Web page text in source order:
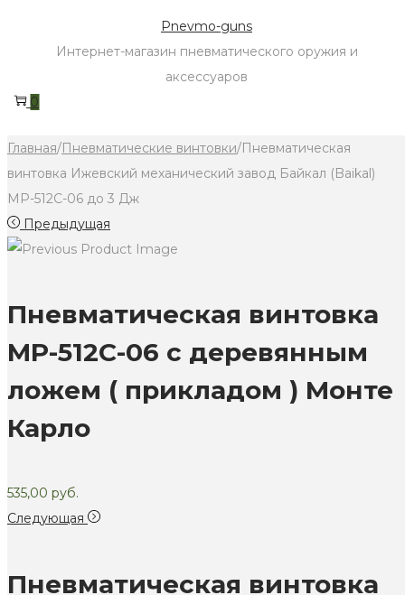
Pnevmo-guns
Интернет-магазин пневматического оружия и
аксессуаров
0
Главная/Пневматические винтовки/Пневматическая
винтовка Ижевский механический завод Байкал (Baikal)
МР-512С-06 до 3 Дж
Предыдущая
Пневматическая винтовка
МР-512С-06 с деревянным
ложем ( прикладом ) Монте
Карло
535,00 руб.
Следующая
Пневматическая винтовка